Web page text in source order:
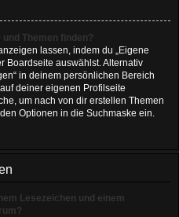
Themen finden?
lassen, indem du „Eigene
Boardseite auswählst. Alternativ
in deinem persönlichen Bereich
deiner eigenen Profilseite
um nach von dir erstellen Themen
Optionen in die Suchmaske ein.
Lesezeichen und einem